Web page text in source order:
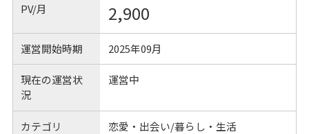
PV/月 2,900
運営開始時期 2025年09月
現在の運営状
況
運営中
カテゴリ 恋愛・出会い/暮らし・生活